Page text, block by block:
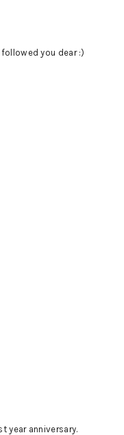
you dear :)
year anniversary.